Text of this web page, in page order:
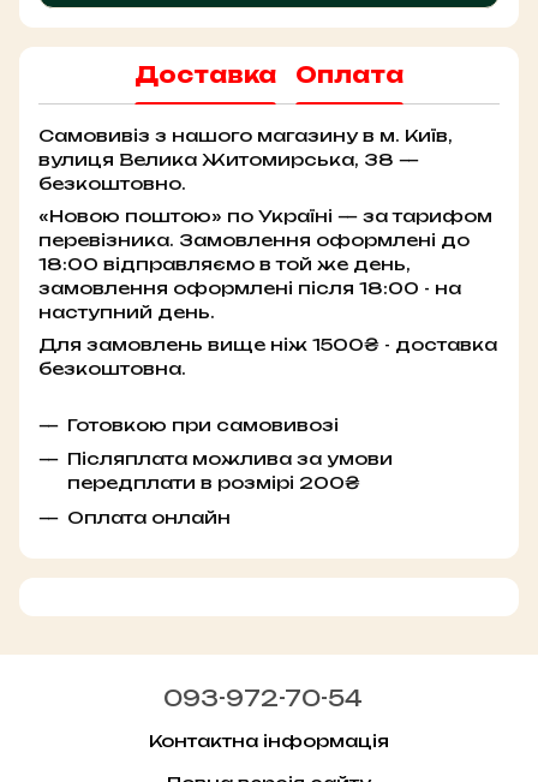
Доставка Оплата
Самовивіз з нашого магазину в м. Київ,
вулиця Велика Житомирська, 38 —
безкоштовно.
«Новою поштою» по Україні — за тарифом
перевізника. Замовлення оформлені до
18:00 відправляємо в той же день,
замовлення оформлені після 18:00 - на
наступний день.
Для замовлень вище ніж 1500₴ - доставка
безкоштовна.
Готовкою при самовивозі
Післяплата можлива за умови
передплати в розмірі 200₴
Оплата онлайн
093-972-70-54
Контактна інформація